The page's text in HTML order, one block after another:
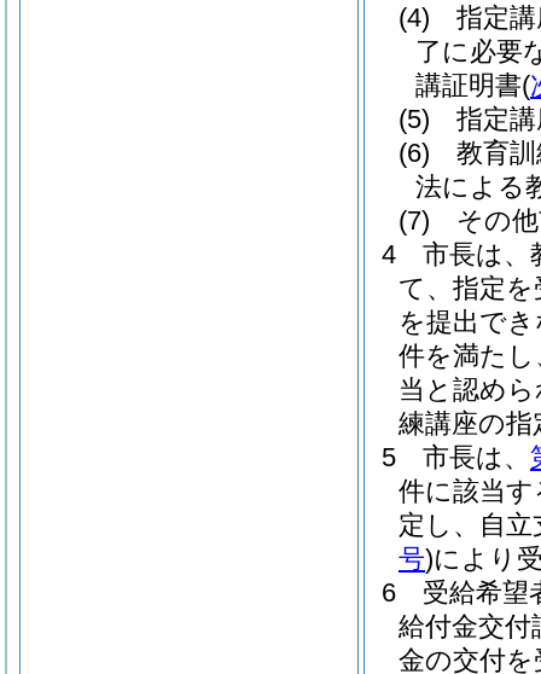
(4)
指定
了に必要
講証明書(
(5)
指定
(6)
教育
法による
(7)
その
4
市長は、
て、指定
を提出で
件を満た
当と認め
練講座の
5
市長は、
件に該当
定し、自立
号)により
6
受給希望
給付金交付
金の交付